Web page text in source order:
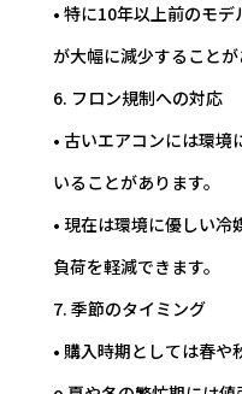
• 特に10年以上前のモ
が大幅に減少することが
6. フロン規制への対応
• 古いエアコンには環
いることがあります。
• 現在は環境に優しい
負荷を軽減できます。
7. 季節のタイミング
• 購入時期としては春や